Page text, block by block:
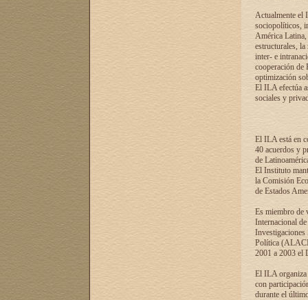
Actualmente el
sociopolíticos,
América Latina,
estructurales,
inter- e
cooperación de
optimización
El ILA efectúa
sociales y
El ILA está en
40 acuerdos y
de
El Instituto
la Comisión
de Estados
Es miembro de
Internacional
Investigaciones
Política
2001 a 2003 el
El ILA organiza
con
durante el